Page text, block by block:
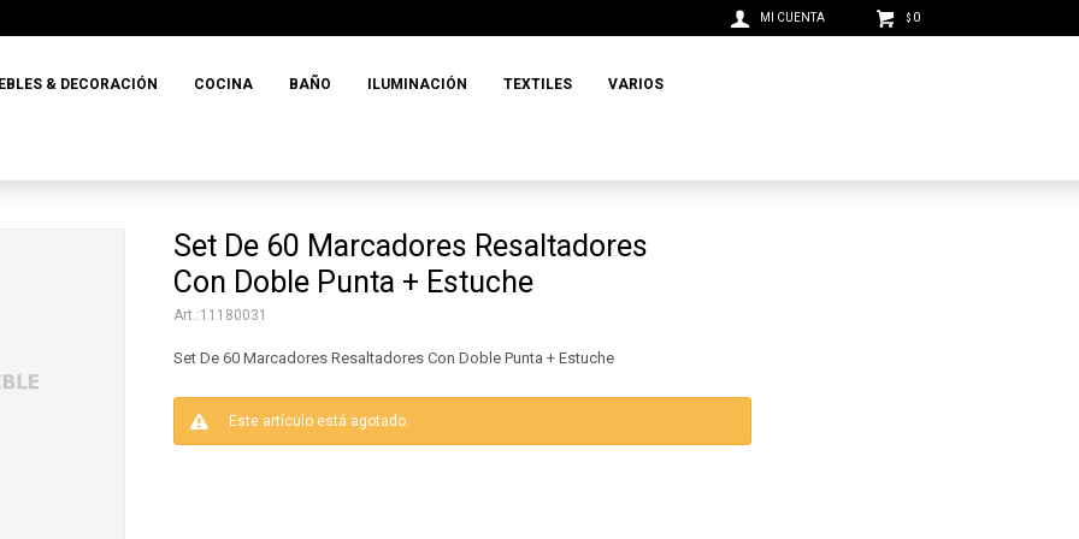
& DECORACIÓN COCINA BAÑO ILUMINACIÓN TEXTILES VARIOS
$ 0
Set De 60 Marcadores Resaltadores
Con Doble Punta + Estuche
11180031
Set De 60 Marcadores Resaltadores Con Doble Punta + Estuche
Este artículo está agotado.